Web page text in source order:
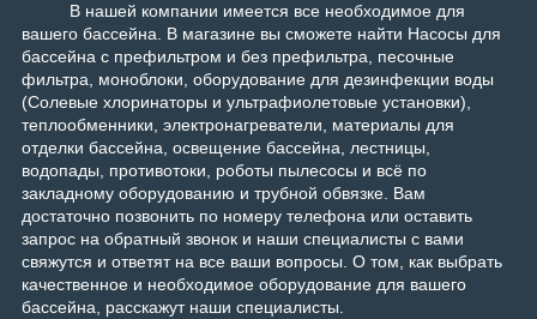
В нашей компании имеется все необходимое для
вашего бассейна. В магазине вы сможете найти Насосы для
бассейна с префильтром и без префильтра, песочные
фильтра, моноблоки, оборудование для дезинфекции воды
(Солевые хлоринаторы и ультрафиолетовые установки),
теплообменники, электронагреватели, материалы для
отделки бассейна, освещение бассейна, лестницы,
водопады, противотоки, роботы пылесосы и всё по
закладному оборудованию и трубной обвязке. Вам
достаточно позвонить по номеру телефона или оставить
запрос на обратный звонок и наши специалисты с вами
свяжутся и ответят на все ваши вопросы. О том, как выбрать
качественное и необходимое оборудование для вашего
бассейна, расскажут наши специалисты.